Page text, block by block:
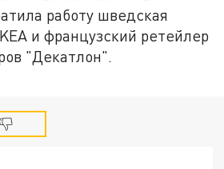
работу шведская
и французский ретейлер
"Декатлон".